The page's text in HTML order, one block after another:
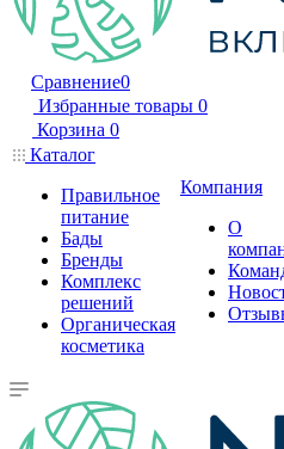
Сравнение0
Избранные товары 0
Корзина 0
Каталог
Правильное
питание
Бады
Бренды
Комплекс
решений
Органическая
косметика
Компания
О